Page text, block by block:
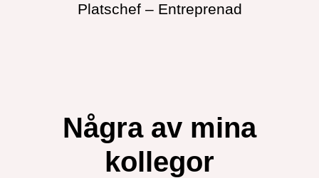
Platschef – Entreprenad
Några av mina
kollegor